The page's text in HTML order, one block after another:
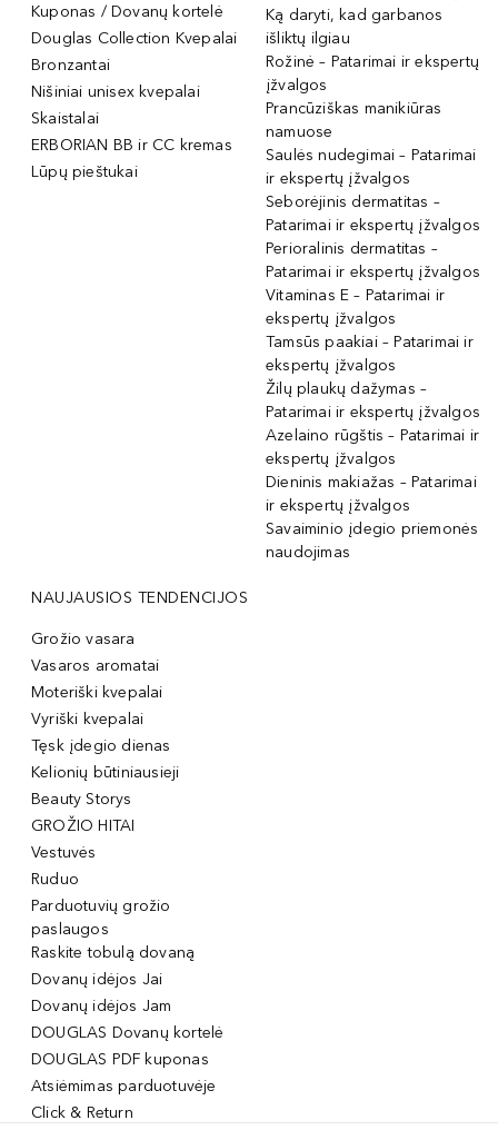
Kuponas / Dovanų kortelė
Douglas Collection Kvepalai
Bronzantai
Nišiniai unisex kvepalai
Skaistalai
ERBORIAN BB ir CC kremas
Lūpų pieštukai
Ką daryti, kad garbanos
išliktų ilgiau
Rožinė – Patarimai ir ekspertų
įžvalgos
Prancūziškas manikiūras
namuose
Saulės nudegimai – Patarimai
ir ekspertų įžvalgos
Seborėjinis dermatitas –
Patarimai ir ekspertų įžvalgos
Perioralinis dermatitas –
Patarimai ir ekspertų įžvalgos
Vitaminas E – Patarimai ir
ekspertų įžvalgos
Tamsūs paakiai – Patarimai ir
ekspertų įžvalgos
Žilų plaukų dažymas –
Patarimai ir ekspertų įžvalgos
Azelaino rūgštis – Patarimai ir
ekspertų įžvalgos
Dieninis makiažas – Patarimai
ir ekspertų įžvalgos
Savaiminio įdegio priemonės
naudojimas
NAUJAUSIOS TENDENCIJOS
Grožio vasara
Vasaros aromatai
Moteriški kvepalai
Vyriški kvepalai
Tęsk įdegio dienas
Kelionių būtiniausieji
Beauty Storys
GROŽIO HITAI
Vestuvės
Ruduo
Parduotuvių grožio
paslaugos
Raskite tobulą dovaną
Dovanų idėjos Jai
Dovanų idėjos Jam
DOUGLAS Dovanų kortelė
DOUGLAS PDF kuponas
Atsiėmimas parduotuvėje
Click & Return